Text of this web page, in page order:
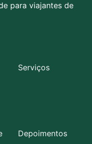
para viajantes de
Serviços
Depoimentos